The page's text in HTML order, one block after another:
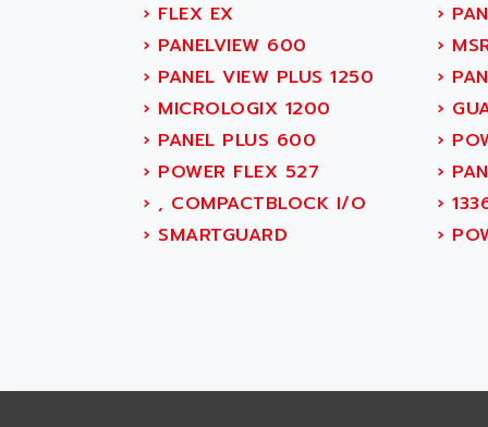
OPERATOR PANEL
APRIL 2000
APRIL 7000
SMC50
SMC600
SMC25 et SMC 35
SMC 50 / SMC 600
SMC 600
SMC
ABOUTBATTERIE
ABRACON
ABS COMPUTERS
ABS SYSTEM
ABSOCODER
ABUS
ABUS ELECTRONIC
› FLEX EX ›
› PANELVIEW 600 ›
› PANEL VIEW PLUS 1250 ›
› MICROLOGIX 1200 ›
› PANEL PLUS 600 ›
› POWER FLEX 527 ›
› , COMPACTBLOCK I/O ›
› SMARTGUARD ›